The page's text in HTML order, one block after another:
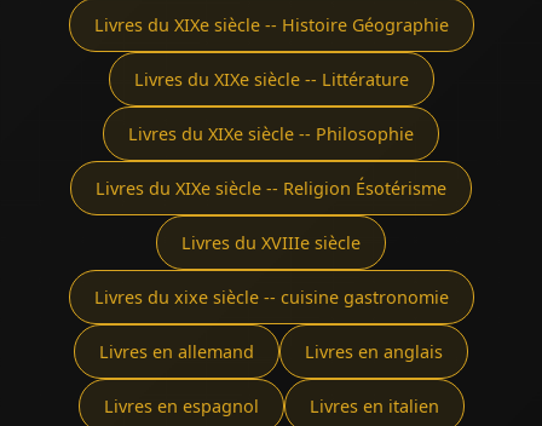
Livres du XIXe siècle -- Histoire Géographie
Livres du XIXe siècle -- Littérature
Livres du XIXe siècle -- Philosophie
Livres du XIXe siècle -- Religion Ésotérisme
Livres du XVIIIe siècle
Livres du xixe siècle -- cuisine gastronomie
Livres en allemand Livres en anglais
Livres en espagnol Livres en italien